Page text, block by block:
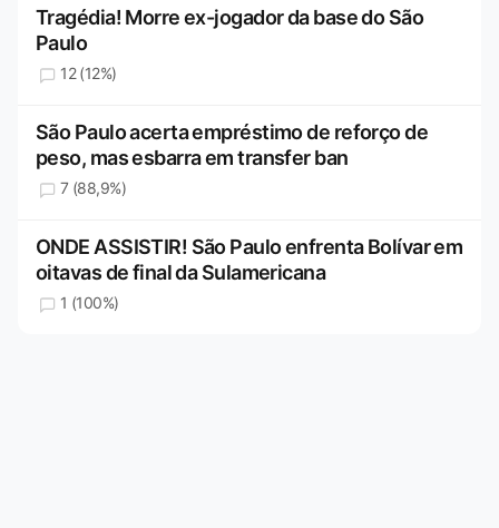
Tragédia! Morre ex-jogador da base do São
Paulo
12 (12%)
São Paulo acerta empréstimo de reforço de
peso, mas esbarra em transfer ban
7 (88,9%)
ONDE ASSISTIR! São Paulo enfrenta Bolívar em
oitavas de final da Sulamericana
1 (100%)